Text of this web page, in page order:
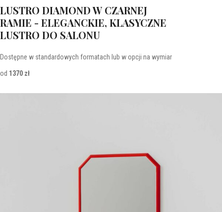
LUSTRO DIAMOND W CZARNEJ
RAMIE - ELEGANCKIE, KLASYCZNE
LUSTRO DO SALONU
Dostępne w standardowych formatach lub w opcji na wymiar
od 1370 zł